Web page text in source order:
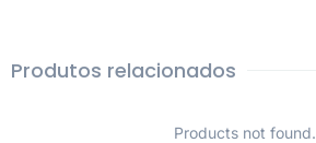
Produtos relacionados
Products not found.